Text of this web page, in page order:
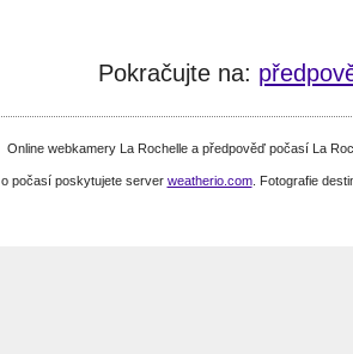
Pokračujte na:
Online webkamery La Rochelle a předpověď počasí La
o počasí poskytujete server weatherio.com. Fotografie